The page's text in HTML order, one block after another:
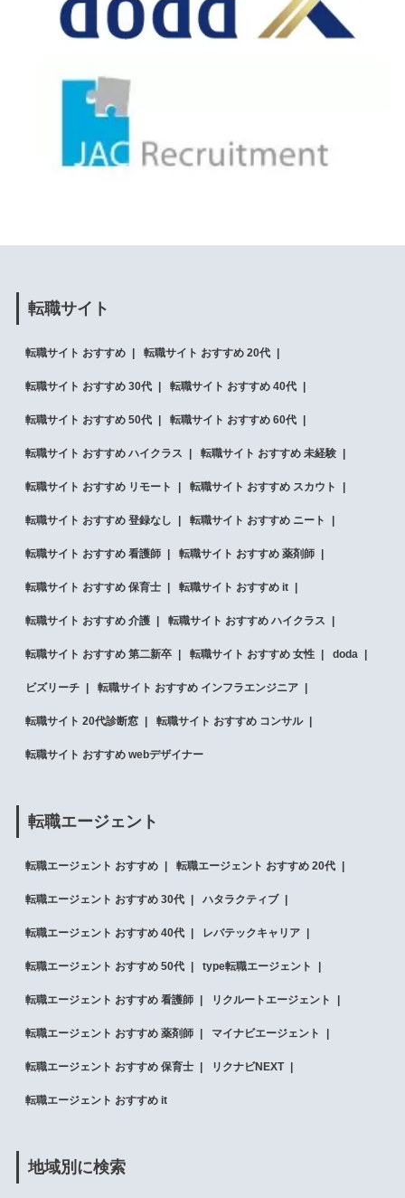
転職サイト
転職サイト おすすめ 転職サイト おすすめ 20代
転職サイト おすすめ 30代 転職サイト おすすめ 40代
転職サイト おすすめ 50代 転職サイト おすすめ 60代
転職サイト おすすめ ハイクラス 転職サイト おすすめ 未経験
転職サイト おすすめ リモート 転職サイト おすすめ スカウト
転職サイト おすすめ 登録なし 転職サイト おすすめ ニート
転職サイト おすすめ 看護師 転職サイト おすすめ 薬剤師
転職サイト おすすめ 保育士 転職サイト おすすめ it
転職サイト おすすめ 介護 転職サイト おすすめ ハイクラス
転職サイト おすすめ 第二新卒 転職サイト おすすめ 女性 doda
ビズリーチ 転職サイト おすすめ インフラエンジニア
転職サイト 20代診断窓 転職サイト おすすめ コンサル
転職サイト おすすめ webデザイナー
転職エージェント
転職エージェント おすすめ 転職エージェント おすすめ 20代
転職エージェント おすすめ 30代 ハタラクティブ
転職エージェント おすすめ 40代 レバテックキャリア
転職エージェント おすすめ 50代 type転職エージェント
転職エージェント おすすめ 看護師 リクルートエージェント
転職エージェント おすすめ 薬剤師 マイナビエージェント
転職エージェント おすすめ 保育士 リクナビNEXT
転職エージェント おすすめ it
地域別に検索